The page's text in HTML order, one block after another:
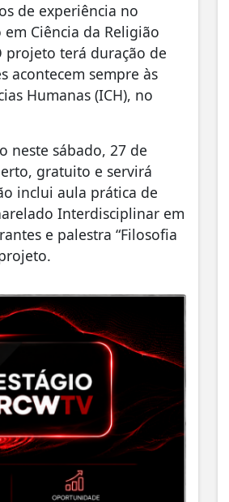
de experiência no
Ciência da Religião
projeto terá duração de
acontecem sempre às
Humanas (ICH), no
neste sábado, 27 de
gratuito e servirá
inclui aula prática de
Interdisciplinar em
e palestra “Filosofia